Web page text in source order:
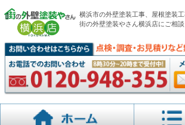
横浜市の外壁塗装工事、屋根塗装
街の外壁塗装やさん横浜店にご相談